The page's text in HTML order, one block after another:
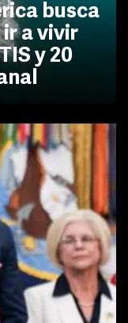
busca
ir a vivir
y 20